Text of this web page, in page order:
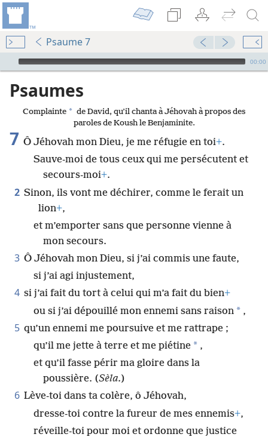
Psaume 7
Audio Player
00:00
Psaumes
Complainte * de David, qu’il chanta à Jéhovah à propos des
paroles de Koush le Benjaminite.
7 Ô Jéhovah mon Dieu, je me réfugie en toi+.
Sauve-moi de tous ceux qui me persécutent et
secours-moi+.
2 Sinon, ils vont me déchirer, comme le ferait un
lion+,
et m’emporter sans que personne vienne à
mon secours.
3 Ô Jéhovah mon Dieu, si j’ai commis une faute,
si j’ai agi injustement,
4 si j’ai fait du tort à celui qui m’a fait du bien+
ou si j’ai dépouillé mon ennemi sans raison * ,
5 qu’un ennemi me poursuive et me rattrape ;
qu’il me jette à terre et me piétine * ,
et qu’il fasse périr ma gloire dans la
poussière. (Sèla.)
6 Lève-toi dans ta colère, ô Jéhovah,
dresse-toi contre la fureur de mes ennemis+,
réveille-toi pour moi et ordonne que justice